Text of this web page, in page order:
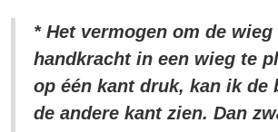
* Het vermogen om de
handkracht in een wieg te
op één kant druk, kan ik de
de andere kant zien. Dan